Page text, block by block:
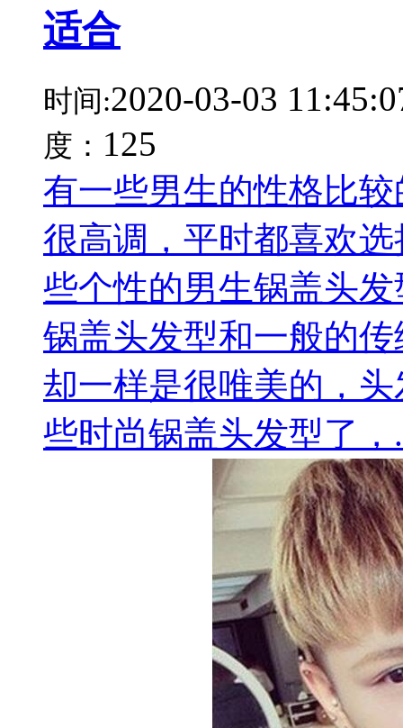
适合
时间:2020-03-03
度： 125
有一些男生的性格比
很高调，平时都喜欢
些个性的男生锅盖头
锅盖头发型和一般的
却一样是很唯美的，
些时尚锅盖头发型了，